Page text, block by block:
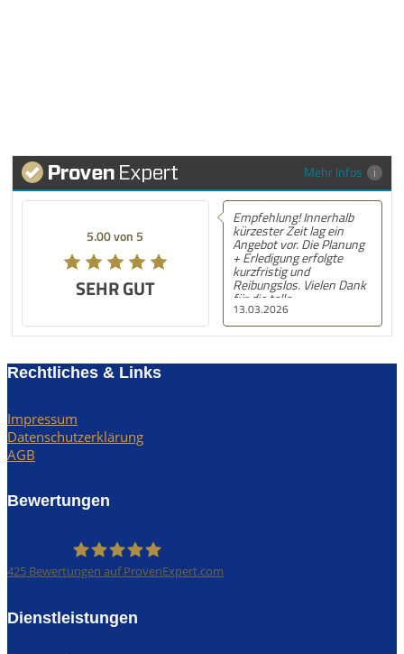
Mehr Infos
5.00 von 5
SEHR GUT
13.03.2026
Empfehlung! Innerhalb
kürzester Zeit lag ein
Angebot vor. Die Planung
+ Erledigung erfolgte
kurzfristig und
Reibungslos. Vielen Dank
für die tolle
Unterstützung! Nächstes
Mal gerne wieder! :) LG,
S.N.
Rechtliches & Links
Impressum
Datenschutzerklärung
AGB
Bewertungen
425 Bewertungen auf ProvenExpert.com
Dienstleistungen